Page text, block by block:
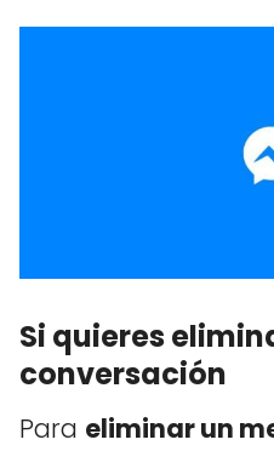
Si quieres
conversación
Para eliminar un